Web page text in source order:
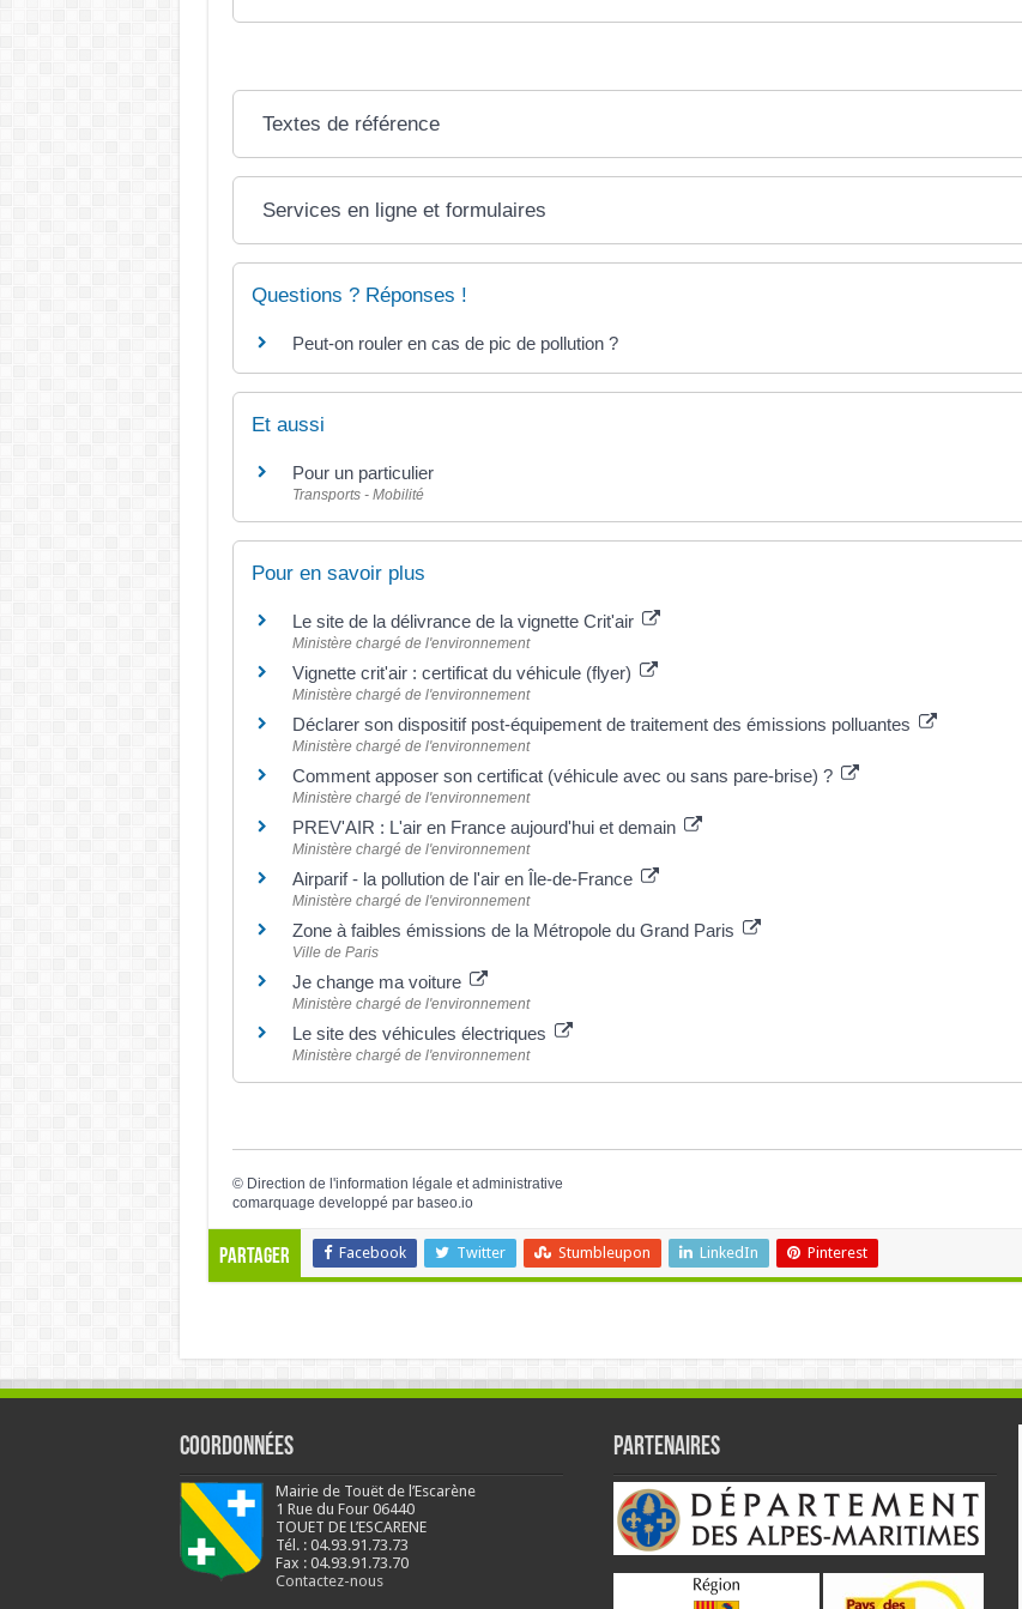
Textes de référence
Services en ligne et formulaires
Questions ? Réponses !
Peut-on rouler en cas de pic de pollution ?
Et aussi
Pour un particulier
Transports - Mobilité
Pour en savoir plus
Le site de la délivrance de la vignette Crit'air
Ministère chargé de l'environnement
Vignette crit'air : certificat du véhicule (flyer)
Ministère chargé de l'environnement
Déclarer son dispositif post-équipement de traitement des émissions polluantes
Ministère chargé de l'environnement
Comment apposer son certificat (véhicule avec ou sans pare-brise) ?
Ministère chargé de l'environnement
PREV'AIR : L'air en France aujourd'hui et demain
Ministère chargé de l'environnement
Airparif - la pollution de l'air en Île-de-France
Ministère chargé de l'environnement
Zone à faibles émissions de la Métropole du Grand Paris
Ville de Paris
Je change ma voiture
Ministère chargé de l'environnement
Le site des véhicules électriques
Ministère chargé de l'environnement
© Direction de l'information légale et administrative
comarquage developpé par baseo.io
Partager Facebook Twitter Stumbleupon LinkedIn Pinterest
Coordonnées
Mairie de Touët de l’Escarène
1 Rue du Four 06440
TOUET DE L’ESCARENE
Tél. : 04.93.91.73.73
Fax : 04.93.91.73.70
Contactez-nous
Partenaires